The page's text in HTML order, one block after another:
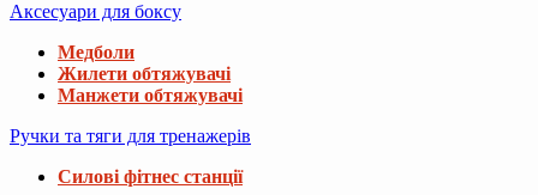
Аксесуари для боксу
Медболи
Жилети обтяжувачі
Манжети обтяжувачі
Ручки та тяги для тренажерів
Силові фітнес станції